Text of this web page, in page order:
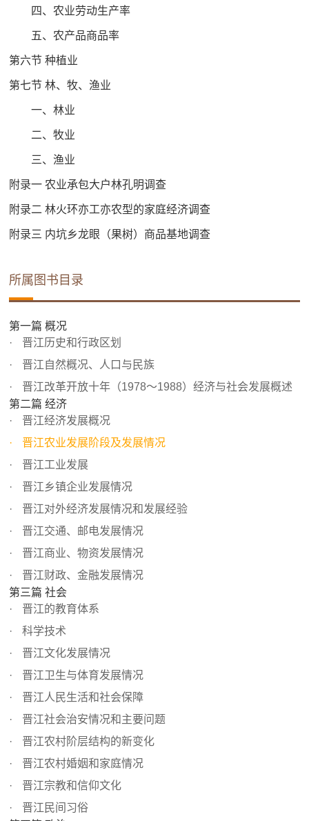
四、农业劳动生产率
五、农产品商品率
第六节 种植业
第七节 林、牧、渔业
一、林业
二、牧业
三、渔业
附录一 农业承包大户林孔明调查
附录二 林火环亦工亦农型的家庭经济调查
附录三 内坑乡龙眼（果树）商品基地调查
所属图书目录
第一篇 概况
晋江历史和行政区划
晋江自然概况、人口与民族
晋江改革开放十年（1978～1988）经济与社会发展概述
第二篇 经济
晋江经济发展概况
晋江农业发展阶段及发展情况
晋江工业发展
晋江乡镇企业发展情况
晋江对外经济发展情况和发展经验
晋江交通、邮电发展情况
晋江商业、物资发展情况
晋江财政、金融发展情况
第三篇 社会
晋江的教育体系
科学技术
晋江文化发展情况
晋江卫生与体育发展情况
晋江人民生活和社会保障
晋江社会治安情况和主要问题
晋江农村阶层结构的新变化
晋江农村婚姻和家庭情况
晋江宗教和信仰文化
晋江民间习俗